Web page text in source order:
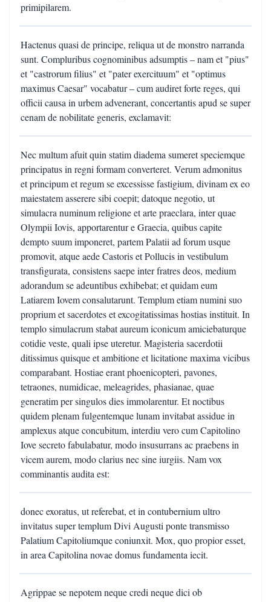
primipilarem.
Hactenus quasi de principe, reliqua ut de monstro narranda
sunt. Compluribus cognominibus adsumptis – nam et "pius"
et "castrorum filius" et "pater exercituum" et "optimus
maximus Caesar" vocabatur – cum audiret forte reges, qui
officii causa in urbem advenerant, concertantis apud se super
cenam de nobilitate generis, exclamavit:
Nec multum afuit quin statim diadema sumeret speciemque
principatus in regni formam converteret. Verum admonitus
et principum et regum se excessisse fastigium, divinam ex eo
maiestatem asserere sibi coepit; datoque negotio, ut
simulacra numinum religione et arte praeclara, inter quae
Olympii Iovis, apportarentur e Graecia, quibus capite
dempto suum imponeret, partem Palatii ad forum usque
promovit, atque aede Castoris et Pollucis in vestibulum
transfigurata, consistens saepe inter fratres deos, medium
adorandum se adeuntibus exhibebat; et quidam eum
Latiarem Iovem consalutarunt. Templum etiam numini suo
proprium et sacerdotes et excogitatissimas hostias instituit. In
templo simulacrum stabat aureum iconicum amiciebaturque
cotidie veste, quali ipse uteretur. Magisteria sacerdotii
ditissimus quisque et ambitione et licitatione maxima vicibus
comparabant. Hostiae erant phoenicopteri, pavones,
tetraones, numidicae, meleagrides, phasianae, quae
generatim per singulos dies immolarentur. Et noctibus
quidem plenam fulgentemque lunam invitabat assidue in
amplexus atque concubitum, interdiu vero cum Capitolino
Iove secreto fabulabatur, modo insusurrans ac praebens in
vicem aurem, modo clarius nec sine iurgiis. Nam vox
comminantis audita est:
donec exoratus, ut referebat, et in contubernium ultro
invitatus super templum Divi Augusti ponte transmisso
Palatium Capitoliumque coniunxit. Mox, quo propior esset,
in area Capitolina novae domus fundamenta iecit.
Agrippae se nepotem neque credi neque dici ob